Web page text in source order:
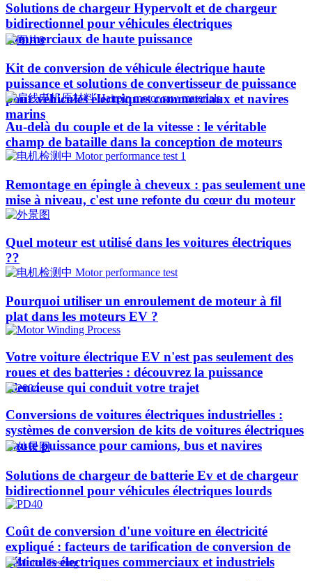
Solutions de chargeur Hypervolt et de chargeur
bidirectionnel pour véhicules électriques
commerciaux de haute puissance
Kit de conversion de véhicule électrique haute
puissance et solutions de convertisseur de puissance
pour véhicules électriques commerciaux et navires
marins
Au-delà du couple et de la vitesse : le véritable
champ de bataille dans la conception de moteurs
Remontage en épingle à cheveux : pas seulement une
mise à niveau, c'est une refonte du cœur du moteur
Quel moteur est utilisé dans les voitures électriques
??​​
Pourquoi utiliser un enroulement de moteur à fil
plat dans les moteurs EV ?
Votre voiture électrique EV n'est pas seulement des
roues et des batteries : découvrez la puissance
silencieuse qui conduit votre trajet
Conversions de voitures électriques industrielles :
systèmes de conversion de kits de voitures électriques
haute puissance pour camions, bus et navires
Solutions de chargeur de batterie Ev et de chargeur
bidirectionnel pour véhicules électriques lourds
Coût de conversion d'une voiture en électricité
expliqué : facteurs de tarification de conversion de
véhicules électriques commerciaux et industriels